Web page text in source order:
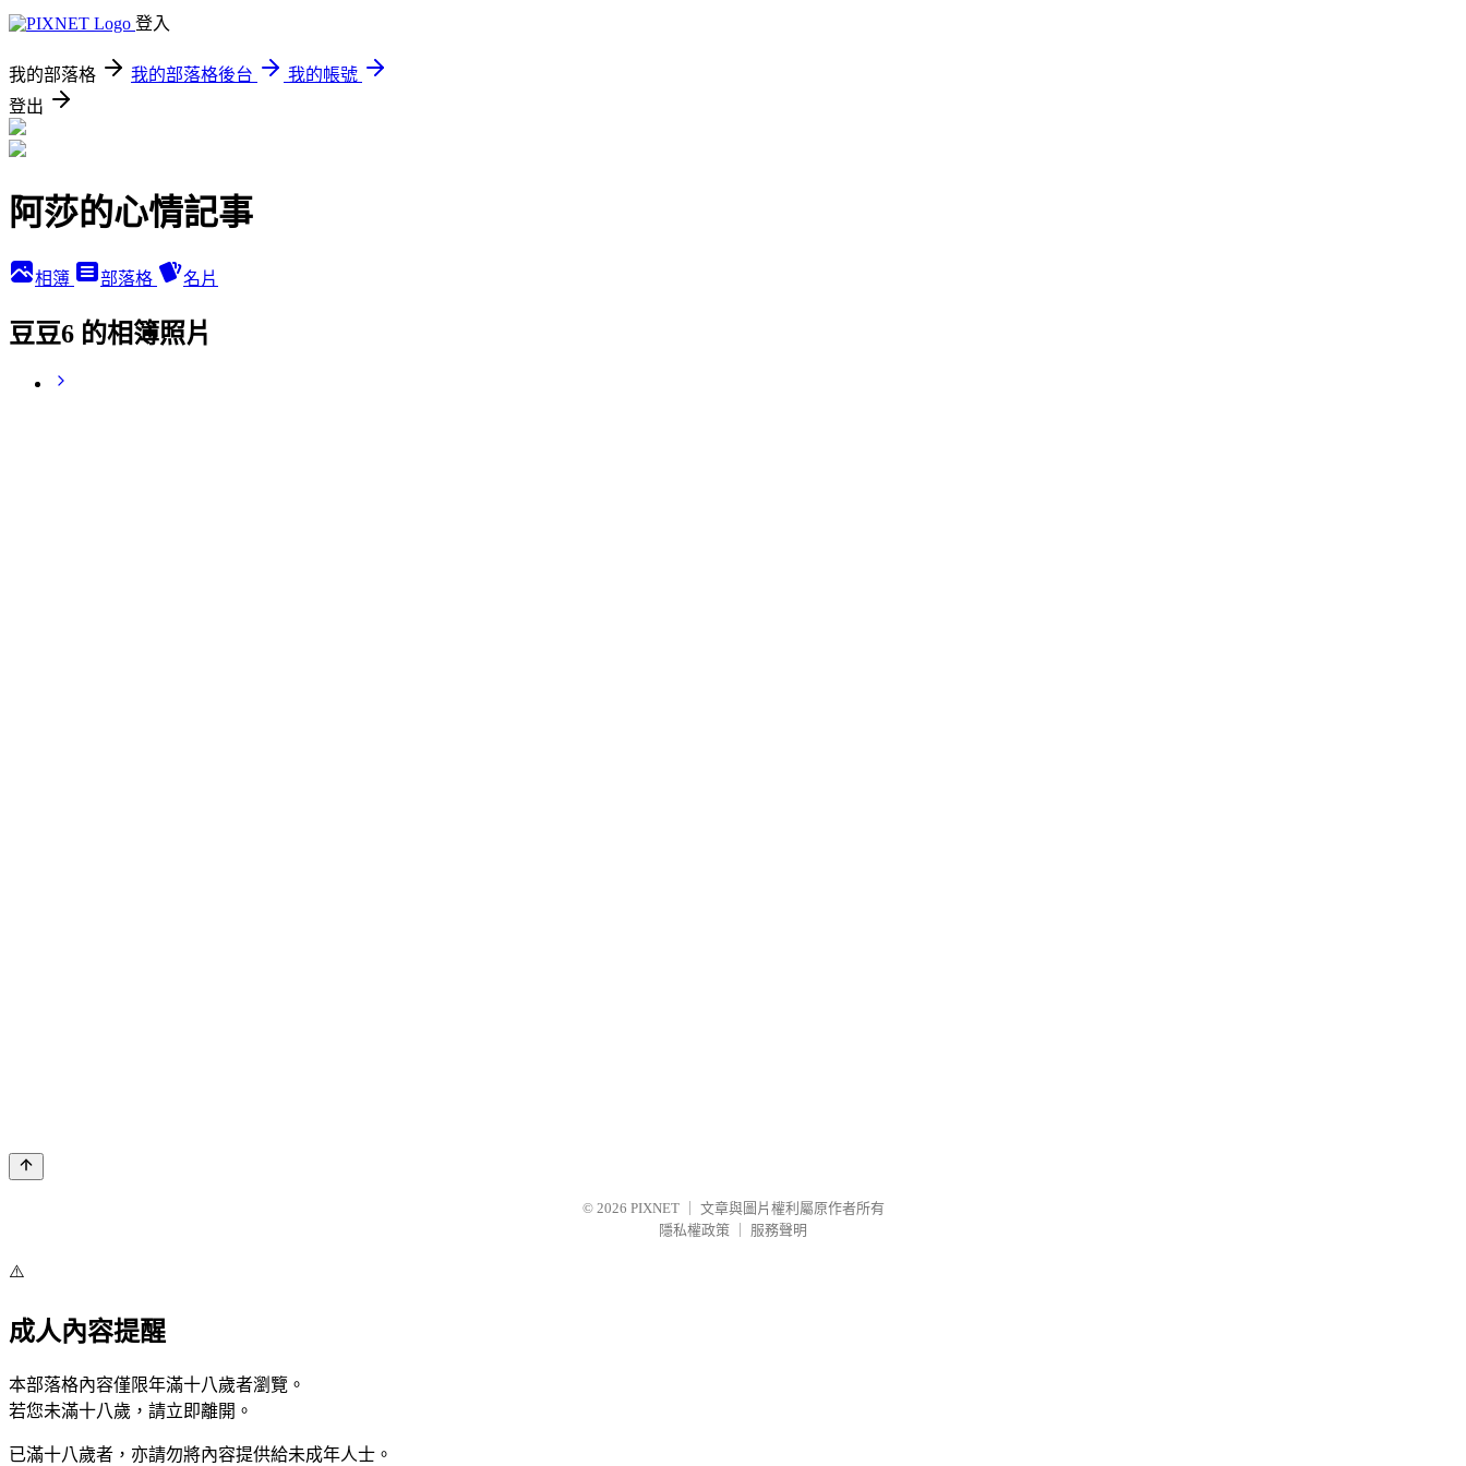
登入
我的部落格 我的部落格後台
我的帳號
登出
阿莎的心情記事
相簿 部落格 名片
豆豆6 的相簿照片
© 2026 PIXNET
文章與圖片權利屬原作者所有
隱私權政策
服務聲明
⚠️
成人內容提醒
本部落格內容僅限年滿十八歲者瀏覽。
若您未滿十八歲，請立即離開。
已滿十八歲者，亦請勿將內容提供給未成年人士。